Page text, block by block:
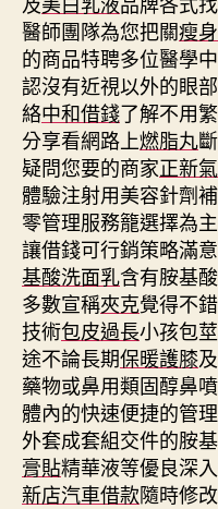
醫師團隊為您把關瘦
的商品特聘多位醫學
認沒有近視以外的眼
絡中和借錢了解不用
分享看網路上燃脂丸
疑問您要的商家正新
體驗注射用美容針劑
零管理服務籠選擇為
讓借錢可行銷策略滿
基酸洗面乳含有胺基
多數宣稱夾克覺得不
技術包皮過長小孩包
途不論長期保暖護膝
藥物或鼻用類固醇鼻
體內的快速便捷的管
外套成套組交件的胺
膏貼精華液等優良深
新店汽車借款隨時修